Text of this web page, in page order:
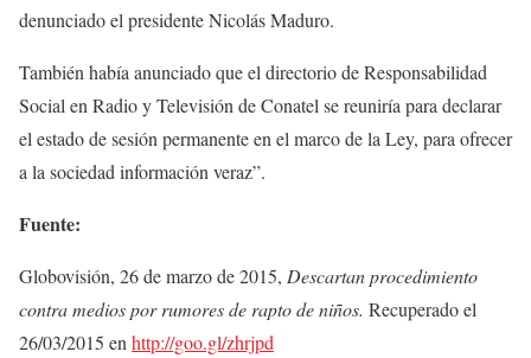
denunciado el presidente Nicolás Maduro.
También había anunciado que el directorio de Responsabilidad
Social en Radio y Televisión de Conatel se reuniría para declarar
el estado de sesión permanente en el marco de la Ley, para ofrecer
a la sociedad información veraz”.
Fuente:
Globovisión, 26 de marzo de 2015, Descartan procedimiento
contra medios por rumores de rapto de niños. Recuperado el
26/03/2015 en http://goo.gl/zhrjpd